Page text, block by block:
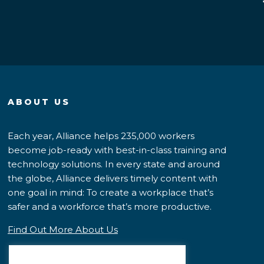
ABOUT US
Each year, Alliance helps 235,000 workers
become job-ready with best-in-class training and
technology solutions. In every state and around
the globe, Alliance delivers timely content with
one goal in mind: To create a workplace that’s
safer and a workforce that’s more productive.
Find Out More About Us